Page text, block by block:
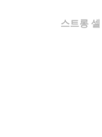
스트롱 셀